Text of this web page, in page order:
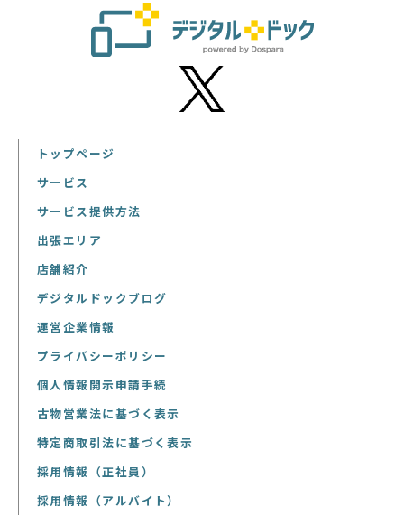
トップページ
サービス
サービス提供方法
出張エリア
店舗紹介
デジタルドックブログ
運営企業情報
プライバシーポリシー
個人情報開示申請手続
古物営業法に基づく表示
特定商取引法に基づく表示
採用情報（正社員）
採用情報（アルバイト）